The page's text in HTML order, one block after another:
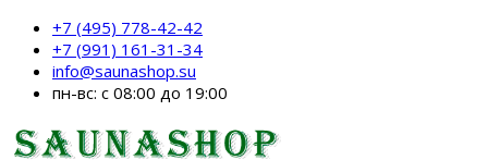
+7 (495) 778-42-42
+7 (991) 161-31-34
info@saunashop.su
пн-вс: с 08:00 до 19:00